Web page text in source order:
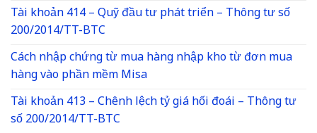
Tài khoản 414 – Quỹ đầu tư phát triển – Thông tư số
200/2014/TT-BTC
Cách nhập chứng từ mua hàng nhập kho từ đơn mua
hàng vào phần mềm Misa
Tài khoản 413 – Chênh lệch tỷ giá hối đoái – Thông tư
số 200/2014/TT-BTC